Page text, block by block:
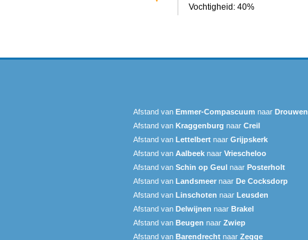
Vochtigheid: 40%
Afstand van Emmer-Compascuum naar Drouwen
Afstand van Kraggenburg naar Creil
Afstand van Lettelbert naar Grijpskerk
Afstand van Aalbeek naar Vriescheloo
Afstand van Schin op Geul naar Posterholt
Afstand van Landsmeer naar De Cocksdorp
Afstand van Linschoten naar Leusden
Afstand van Delwijnen naar Brakel
Afstand van Beugen naar Zwiep
Afstand van Barendrecht‎ naar Zegge